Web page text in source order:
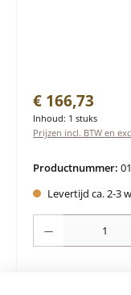
Normale prijs:
€ 166,73
Inhoud: 1 stuks
Prijzen incl. BTW en
Productnummer:
Levertijd ca. 2-3